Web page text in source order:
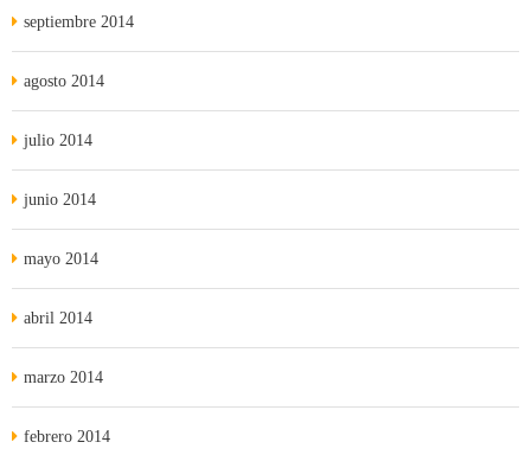
septiembre 2014
agosto 2014
julio 2014
junio 2014
mayo 2014
abril 2014
marzo 2014
febrero 2014